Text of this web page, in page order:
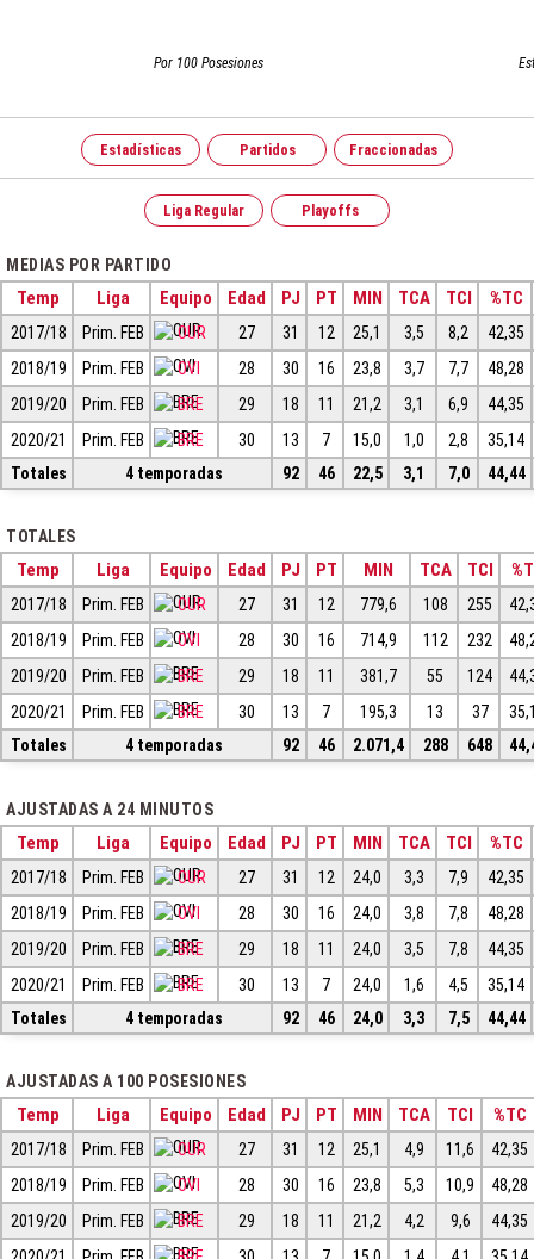
Por 100 Posesiones
Estadísticas Partidos Fraccionadas
Liga Regular Playoffs
MEDIAS POR PARTIDO
Temp Liga Equipo Edad PJ PT MIN TCA TCI %TC
2017/18 Prim. FEB OUR 27 31 12 25,1 3,5 8,2
42,35
2018/19
Prim. FEB OVI 28 30 16 23,8 3,7 7,7
48,28
2019/20
Prim. FEB BRE 29 18 11 21,2 3,1 6,9
44,35
2020/21
Prim. FEB BRE 30 13 7 15,0 1,0 2,8
35,14
Totales
4 temporadas 92 46 22,5 3,1 7,0 44,44
TOTALES
Temp Liga Equipo Edad PJ PT MIN TCA TCI
2017/18 Prim. FEB OUR 27 31 12 779,6 108 255
2018/19
Prim. FEB OVI 28 30 16 714,9 112 232
2019/20
Prim. FEB BRE 29 18 11 381,7 55 124
2020/21
Prim. FEB BRE 30 13 7 195,3 13 37
Totales
4 temporadas 92 46 2.071,4 288 648
AJUSTADAS A 24 MINUTOS
Temp Liga Equipo Edad PJ PT MIN TCA TCI %TC
2017/18 Prim. FEB OUR 27 31 12 24,0 3,3 7,9
42,35
2018/19
Prim. FEB OVI 28 30 16 24,0 3,8 7,8
48,28
2019/20
Prim. FEB BRE 29 18 11 24,0 3,5 7,8
44,35
2020/21
Prim. FEB BRE 30 13 7 24,0 1,6 4,5
35,14
Totales
4 temporadas 92 46 24,0 3,3 7,5 44,44
AJUSTADAS A 100 POSESIONES
Temp Liga Equipo Edad PJ PT MIN TCA TCI %TC
2017/18 Prim. FEB OUR 27 31 12 25,1 4,9 11,6
42,35
2018/19
Prim. FEB OVI 28 30 16 23,8 5,3 10,9
48,28
2019/20
Prim. FEB BRE 29 18 11 21,2 4,2 9,6
44,35